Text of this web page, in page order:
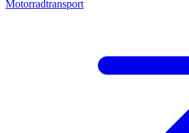
Motorradtransport